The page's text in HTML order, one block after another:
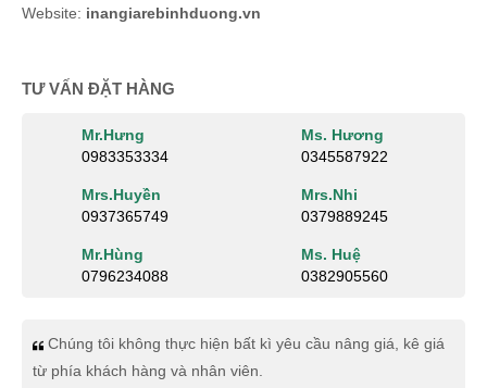
Website: inangiarebinhduong.vn
TƯ VẤN ĐẶT HÀNG
Mr.Hưng
0983353334
Ms. Hương
0345587922
Mrs.Huyền
0937365749
Mrs.Nhi
0379889245
Mr.Hùng
0796234088
Ms. Huệ
0382905560
Chúng tôi không thực hiện bất kì yêu cầu nâng giá, kê giá
từ phía khách hàng và nhân viên.